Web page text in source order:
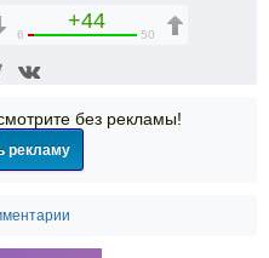
+44
6 50
без рекламы!
рекламу